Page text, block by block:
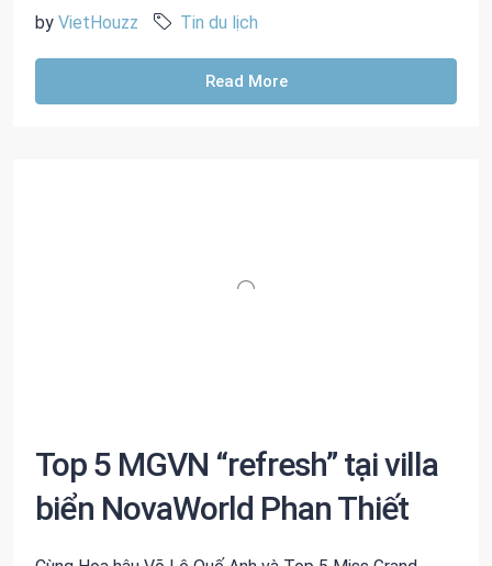
by VietHouzz Tin du lịch
Read More
Top 5 MGVN “refresh” tại villa
biển NovaWorld Phan Thiết